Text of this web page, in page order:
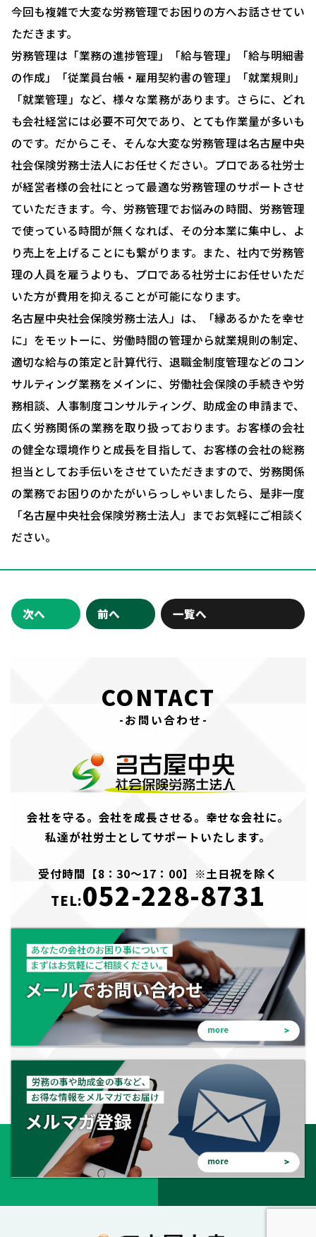
HOME
選ばれる理由
助成金について
就業規則について
採用コンサルティング
人事評価制度について
確定拠出型年金について
社会保険・給与計算について
労務システム管理について
お客様の声
会社概要
お問い合わせ・相談予約
今回も複雑で大変な労務管理でお困りの方へお話させてい
ただきます。
労務管理は「業務の進捗管理」「給与管理」「給与明細書
の作成」「従業員台帳・雇用契約書の管理」「就業規則」
「就業管理」など、様々な業務があります。さらに、どれ
も会社経営には必要不可欠であり、とても作業量が多いも
のです。だからこそ、そんな大変な労務管理は名古屋中央
社会保険労務士法人にお任せください。プロである社労士
が経営者様の会社にとって最適な労務管理のサポートさせ
ていただきます。今、労務管理でお悩みの時間、労務管理
で使っている時間が無くなれば、その分本業に集中し、よ
り売上を上げることにも繋がります。また、社内で労務管
理の人員を雇うよりも、プロである社労士にお任せいただ
いた方が費用を抑えることが可能になります。
名古屋中央社会保険労務士法人」は、「縁あるかたを幸せ
に」をモットーに、労働時間の管理から就業規則の制定、
適切な給与の策定と計算代行、退職金制度管理などのコン
サルティング業務をメインに、労働社会保険の手続きや労
務相談、人事制度コンサルティング、助成金の申請まで、
広く労務関係の業務を取り扱っております。お客様の会社
の健全な環境作りと成長を目指して、お客様の会社の総務
担当としてお手伝いをさせていただきますので、労務関係
の業務でお困りのかたがいらっしゃいましたら、是非一度
「名古屋中央社会保険労務士法人」までお気軽にご相談く
ださい。
次へ 前へ 一覧へ
CONTACT
-お問い合わせ-
会社を守る。会社を成長させる。幸せな会社に。
私達が社労士としてサポートいたします。
受付時間【8：30～17：00】※土日祝を除く
TEL:052-228-8731